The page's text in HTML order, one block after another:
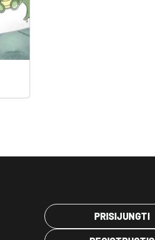
PRISIJUNGTI